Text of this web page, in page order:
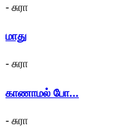
- சுரா
மாது
- சுரா
காணாமல் போ…
- சுரா